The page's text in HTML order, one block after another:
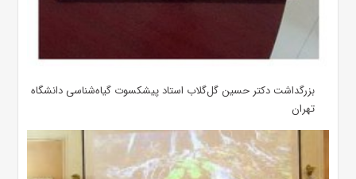
بزرگداشت دکتر حسین گل‌گلاب استاد پیشکسوت گیاه‌شناسی دانشگاه
تهران